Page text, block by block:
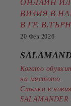
ОНЛАЙН
ВИЗИЯ В
В ГР.
20 Фев 2026
Когато
на мястото.
Стъпка в